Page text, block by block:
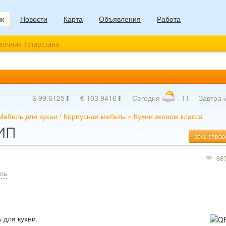
Новости Карта Объявления Работа
Татарстана
$ 99.6125⬆ € 103.9416⬆ Сегодня −11
Завтра
для кухни / Корпусная мебель » Кухни эконом класса
весь
кухни.